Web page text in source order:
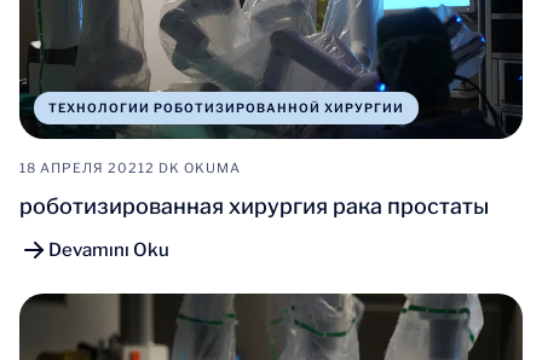
ТЕХНОЛОГИИ РОБОТИЗИРОВАННОЙ ХИРУРГИИ
18 АПРЕЛЯ 20212 DK OKUMA
роботизированная хирургия рака простаты
Devamını Oku